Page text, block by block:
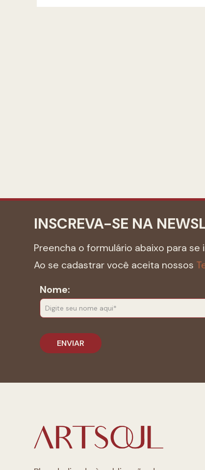
INSCREVA-SE NA
Preencha o formulário abaixo para
Ao se cadastrar você aceita nossos
Nome: